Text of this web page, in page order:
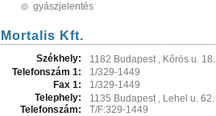
gyászjelentés
Mortalis Kft.
Székhely:
1182 Budapest , Kőrös u. 18.
Telefonszám 1:
1/329-1449
Fax 1:
1/329-1449
Telephely:
1135 Budapest , Lehel u. 62.
Telefonszám:
T/F:329-1449